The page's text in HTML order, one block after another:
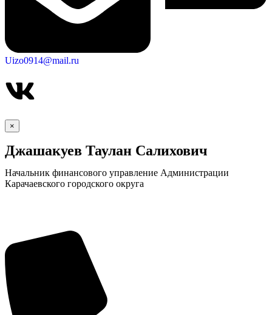
Uizo0914@mail.ru
×
Джашакуев Таулан Салихович
Начальник финансового управление Администрации
Карачаевского городского округа